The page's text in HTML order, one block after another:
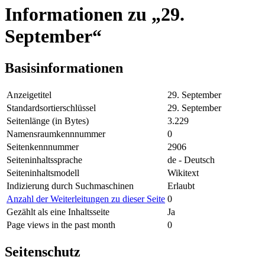
Informationen zu „29.
September“
Basisinformationen
Anzeigetitel
29. September
Standardsortierschlüssel
29. September
Seitenlänge (in Bytes)
3.229
Namensraumkennnummer
0
Seitenkennnummer
2906
Seiteninhaltssprache
de - Deutsch
Seiteninhaltsmodell
Wikitext
Indizierung durch Suchmaschinen
Erlaubt
Anzahl der Weiterleitungen zu dieser Seite 0
Gezählt als eine Inhaltsseite
Ja
Page views in the past month
0
Seitenschutz